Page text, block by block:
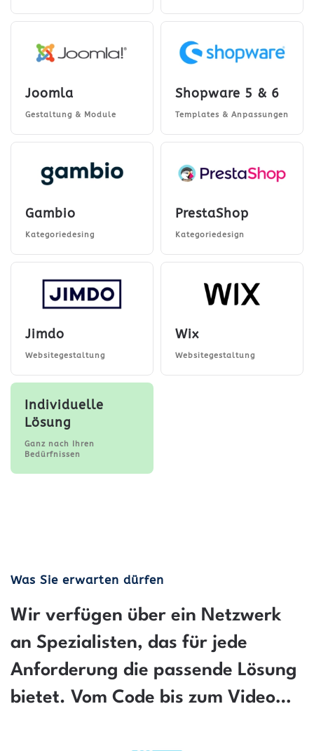
Joomla
Gestaltung & Module
Shopware 5 & 6
Templates & Anpassungen
Gambio
Kategoriedesing
PrestaShop
Kategoriedesign
Jimdo
Websitegestaltung
Wix
Websitegestaltung
Individuelle
Lösung
Ganz nach Ihren
Bedürfnissen
Was Sie erwarten dürfen
Wir verfügen über ein Netzwerk
an Spezialisten, das für jede
Anforderung die passende Lösung
bietet. Vom Code bis zum Video…